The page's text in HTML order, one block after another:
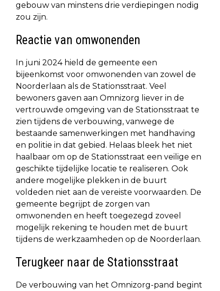
gebouw van minstens drie verdiepingen nodig
zou zijn.
Reactie van omwonenden
In juni 2024 hield de gemeente een
bijeenkomst voor omwonenden van zowel de
Noorderlaan als de Stationsstraat. Veel
bewoners gaven aan Omnizorg liever in de
vertrouwde omgeving van de Stationsstraat te
zien tijdens de verbouwing, vanwege de
bestaande samenwerkingen met handhaving
en politie in dat gebied. Helaas bleek het niet
haalbaar om op de Stationsstraat een veilige en
geschikte tijdelijke locatie te realiseren. Ook
andere mogelijke plekken in de buurt
voldeden niet aan de vereiste voorwaarden. De
gemeente begrijpt de zorgen van
omwonenden en heeft toegezegd zoveel
mogelijk rekening te houden met de buurt
tijdens de werkzaamheden op de Noorderlaan.
Terugkeer naar de Stationsstraat
De verbouwing van het Omnizorg-pand begint